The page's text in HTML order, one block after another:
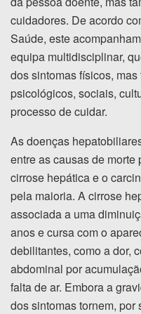
cuidadores. De acordo
Saúde, este
equipa multidisciplinar,
dos sintomas físicos,
psicológicos, sociais,
processo de cuidar.
As doenças
entre as causas de
cirrose hepática e o
pela maioria. A cirrose
associada a uma
anos e cursa com o
debilitantes, como a dor,
abdominal por
falta de ar. Embora a
dos sintomas tornem,